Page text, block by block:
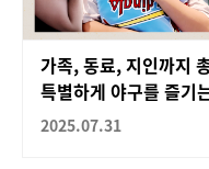
가족, 동료, 지인까지
특별하게 야구를 즐기
2025.07.31